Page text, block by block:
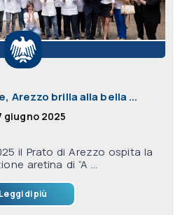
Arezzo brilla alla bella ...
giugno 2025
il Prato di Arezzo ospita la
aretina di “A ...
Leggi di più